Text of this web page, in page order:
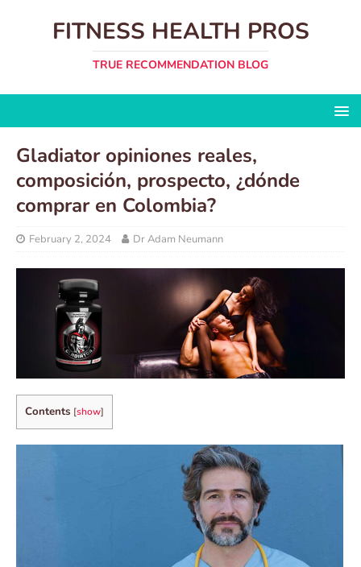
FITNESS HEALTH PROS
TRUE RECOMMENDATION BLOG
Gladiator opiniones reales,
composición, prospecto, ¿dónde
comprar en Colombia?
February 2, 2024 Dr Adam Neumann
Contents [show]